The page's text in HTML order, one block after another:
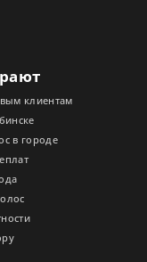
клиентам
в городе